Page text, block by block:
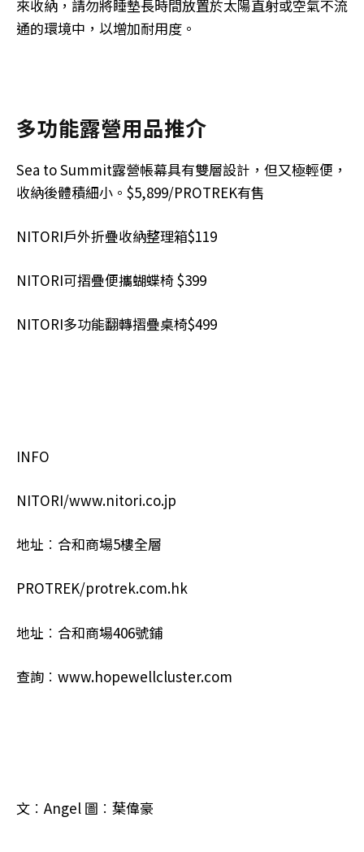
來收納，請勿將睡墊長時間放置於太陽直射或空氣不流
通的環境中，以增加耐用度。
多功能露營用品推介
Sea to Summit露營帳幕具有雙層設計，但又極輕便，
收納後體積細小。$5,899/PROTREK有售
NITORI戶外折疊收納整理箱$119
NITORI可摺疊便攜蝴蝶椅 $399
NITORI多功能翻轉摺疊桌椅$499
INFO
NITORI/www.nitori.co.jp
地址︰合和商場5樓全層
PROTREK/protrek.com.hk
地址︰合和商場406號鋪
查詢︰www.hopewellcluster.com
文︰Angel 圖︰葉偉豪